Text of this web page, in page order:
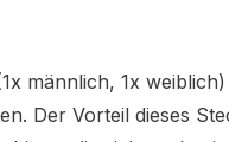
männlich, 1x weiblich)
Der Vorteil dieses